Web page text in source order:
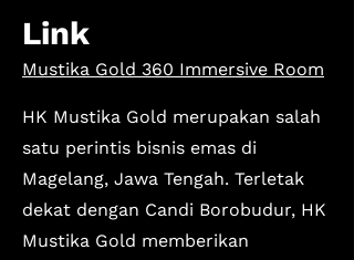
Link
Mustika Gold 360 Immersive Room
HK Mustika Gold merupakan salah
satu perintis bisnis emas di
Magelang, Jawa Tengah. Terletak
dekat dengan Candi Borobudur, HK
Mustika Gold memberikan